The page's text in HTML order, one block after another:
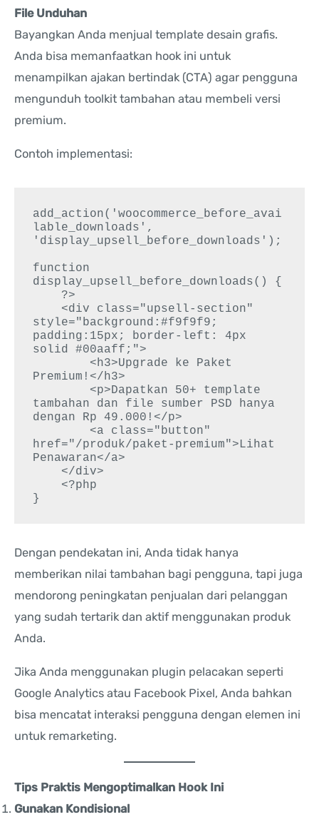
File Unduhan
Bayangkan Anda menjual template desain grafis.
Anda bisa memanfaatkan hook ini untuk
menampilkan ajakan bertindak (CTA) agar pengguna
mengunduh toolkit tambahan atau membeli versi
premium.
Contoh implementasi:
add_action('woocommerce_before_avai
lable_downloads',
'display_upsell_before_downloads');
function
display_upsell_before_downloads() {
style="background:#f9f9f9;
padding:15px; border-left: 4px
solid #00aaff;">
Premium!</h3>
tambahan dan file sumber PSD hanya
dengan Rp 49.000!</p>
href="/produk/paket-premium">Lihat
Penawaran</a>
Dengan pendekatan ini, Anda tidak hanya
memberikan nilai tambahan bagi pengguna, tapi juga
mendorong peningkatan penjualan dari pelanggan
yang sudah tertarik dan aktif menggunakan produk
Anda.
Jika Anda menggunakan plugin pelacakan seperti
Google Analytics atau Facebook Pixel, Anda bahkan
bisa mencatat interaksi pengguna dengan elemen ini
untuk remarketing.
Tips Praktis Mengoptimalkan Hook Ini
Gunakan Kondisional